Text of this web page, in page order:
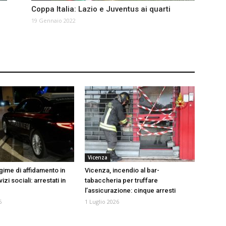
Coppa Italia: Lazio e Juventus ai quarti
19 Gennaio 2022
di affidamento in
sociali: arrestati in
Vicenza
Vicenza, incendio al bar-
tabaccheria per truffare
l’assicurazione: cinque arresti
1 Luglio 2026